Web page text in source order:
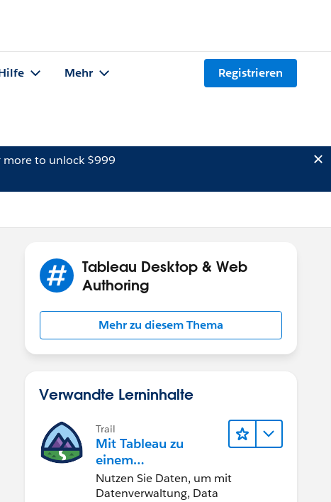
Mehr Registrieren
more to unlock $999
Tableau Desktop & Web
Authoring
Mehr zu diesem Thema
Verwandte Lerninhalte
Trail
Mit Tableau zu
einem
datengestützten
Team werden
Nutzen Sie Daten, um mit
Datenverwaltung, Data